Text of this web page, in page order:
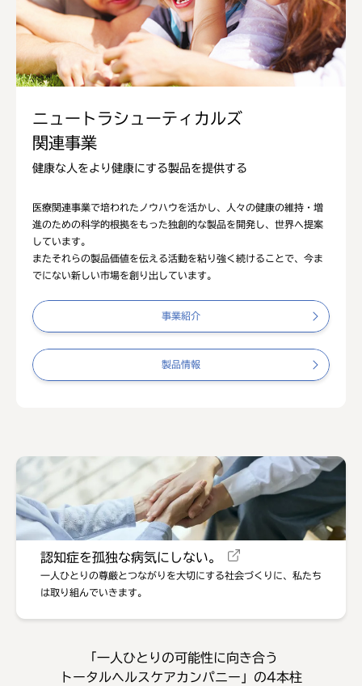
ニュートラシューティカルズ
関連事業
健康な人をより健康にする製品を提供する
医療関連事業で培われたノウハウを活かし、人々の健康の維持・増
進のための科学的根拠をもった独創的な製品を開発し、世界へ提案
しています。
またそれらの製品価値を伝える活動を粘り強く続けることで、今ま
でにない新しい市場を創り出しています。
事業紹介
製品情報
認知症を孤独な病気にしない。
一人ひとりの尊厳とつながりを大切にする社会づくりに、 私たち
は取り組んでいきます。
「⼀⼈ひとりの可能性に向き合う
トータルヘルスケアカンパニー」の4本柱